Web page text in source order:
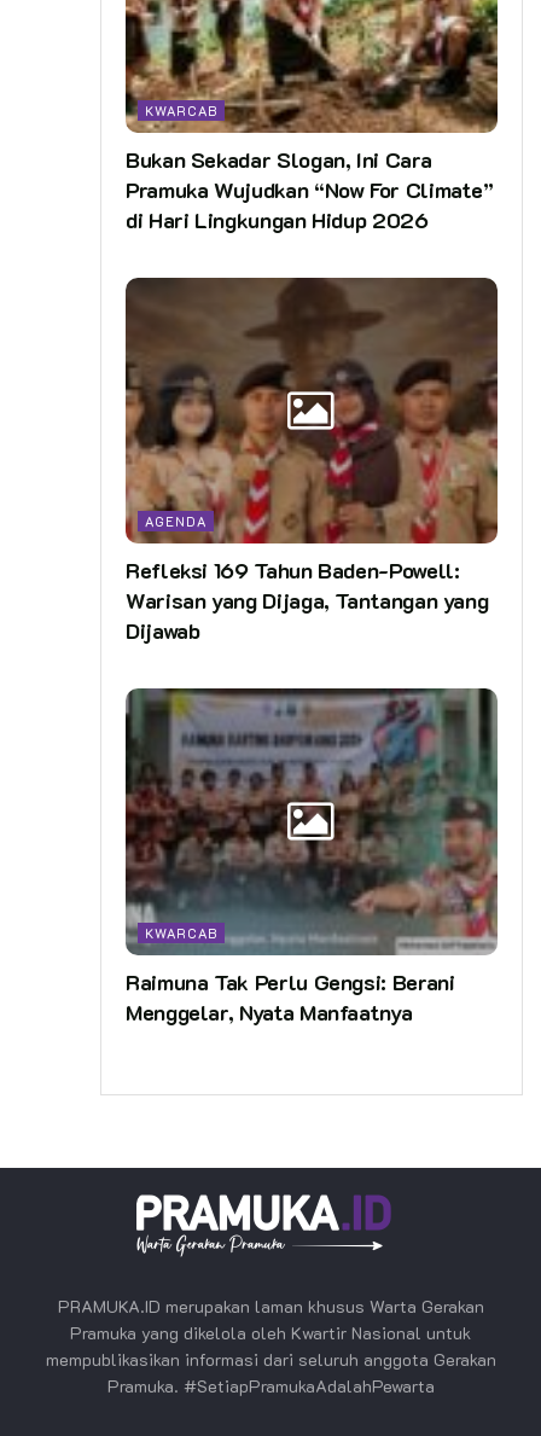
KWARCAB
Bukan Sekadar Slogan, Ini Cara
Pramuka Wujudkan “Now For Climate”
di Hari Lingkungan Hidup 2026
AGENDA
Refleksi 169 Tahun Baden-Powell:
Warisan yang Dijaga, Tantangan yang
Dijawab
KWARCAB
Raimuna Tak Perlu Gengsi: Berani
Menggelar, Nyata Manfaatnya
PRAMUKA.ID merupakan laman khusus Warta Gerakan
Pramuka yang dikelola oleh Kwartir Nasional untuk
mempublikasikan informasi dari seluruh anggota Gerakan
Pramuka. #SetiapPramukaAdalahPewarta